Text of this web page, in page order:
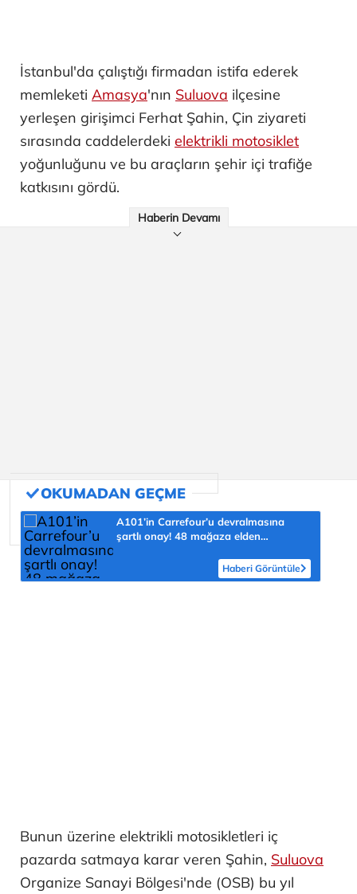
İstanbul'da çalıştığı firmadan istifa ederek
memleketi Amasya'nın Suluova ilçesine
yerleşen girişimci Ferhat Şahin, Çin ziyareti
sırasında caddelerdeki elektrikli motosiklet
yoğunluğunu ve bu araçların şehir içi trafiğe
katkısını gördü.
Haberin Devamı
A101’in Carrefour’u devralmasına
şartlı onay! 48 mağaza elden
Haberi Görüntüle
Bunun üzerine elektrikli motosikletleri iç
pazarda satmaya karar veren Şahin, Suluova
Organize Sanayi Bölgesi'nde (OSB) bu yıl